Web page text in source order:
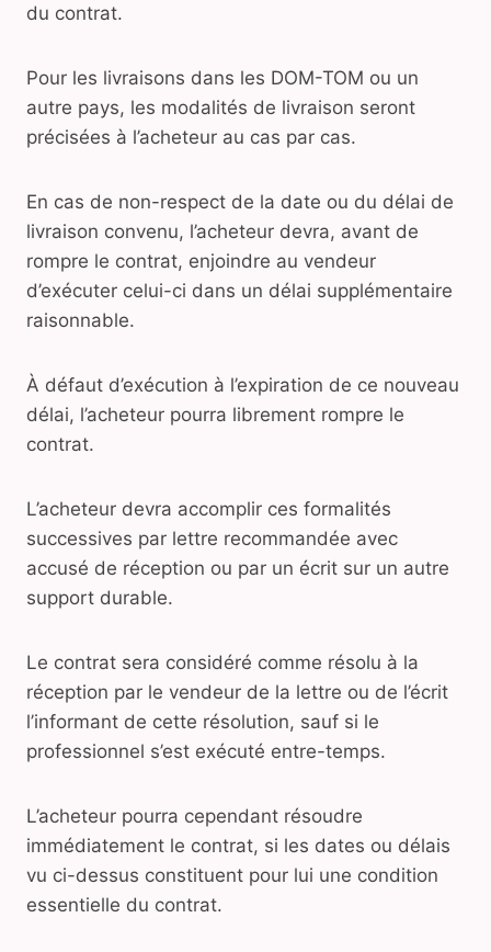
du contrat.
Pour les livraisons dans les DOM-TOM ou un
autre pays, les modalités de livraison seront
précisées à l’acheteur au cas par cas.
En cas de non-respect de la date ou du délai de
livraison convenu, l’acheteur devra, avant de
rompre le contrat, enjoindre au vendeur
d’exécuter celui-ci dans un délai supplémentaire
raisonnable.
À défaut d’exécution à l’expiration de ce nouveau
délai, l’acheteur pourra librement rompre le
contrat.
L’acheteur devra accomplir ces formalités
successives par lettre recommandée avec
accusé de réception ou par un écrit sur un autre
support durable.
Le contrat sera considéré comme résolu à la
réception par le vendeur de la lettre ou de l’écrit
l’informant de cette résolution, sauf si le
professionnel s’est exécuté entre-temps.
L’acheteur pourra cependant résoudre
immédiatement le contrat, si les dates ou délais
vu ci-dessus constituent pour lui une condition
essentielle du contrat.